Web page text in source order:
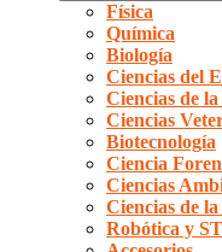
Física
Química
Biología
Ciencias del
Ciencias de
Ciencias
Biotecnología
Ciencia
Ciencias
Ciencias de
Robótica y